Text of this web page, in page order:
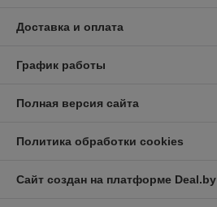
Доставка и оплата
График работы
Полная версия сайта
Политика обработки cookies
Сайт создан на платформе Deal.by